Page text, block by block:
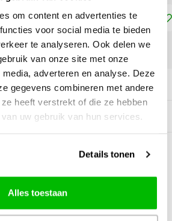
om content en advertenties te
voor social media te bieden
te analyseren. Ook delen we
van onze site met onze
adverteren en analyse. Deze
gegevens combineren met andere
heeft verstrekt of die ze hebben
uw gebruik van hun services.
Details tonen
Alles toestaan
aan winkelwagen